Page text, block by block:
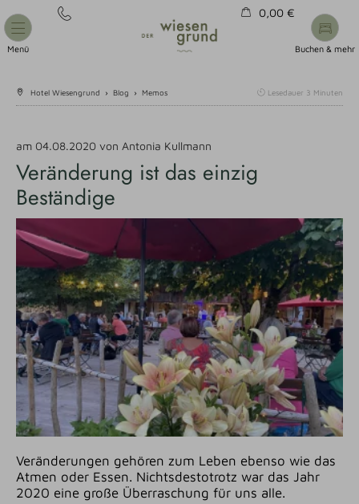
Menü Buchen & mehr
0,00 €
Warenkorb ist leer
Hotel Wiesengrund › Blog › Memos Lesedauer 3 Minuten
am 04.08.2020 von Antonia Kullmann
Veränderung ist das einzig
Beständige
Veränderungen gehören zum Leben ebenso wie das
Atmen oder Essen. Nichtsdestotrotz war das Jahr
2020 eine große Überraschung für uns alle.